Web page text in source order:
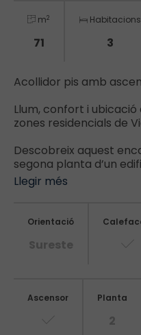
m2
71
Habitacions
3
Acollidor pis amb
Llum, confort i ubicació
zones residencials de
Descobreix aquest
segona planta d’un
Llegir més
Orientació
Sureste
Ascensor Planta
2